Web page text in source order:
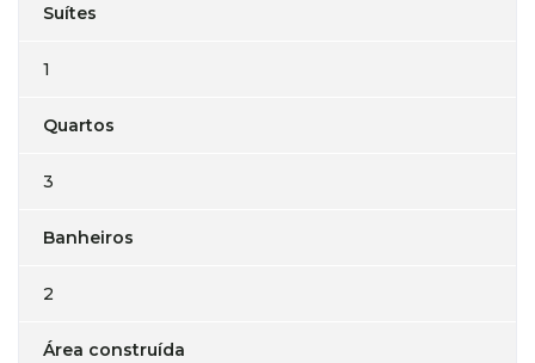
Suítes
1
Quartos
3
Banheiros
2
Área construída